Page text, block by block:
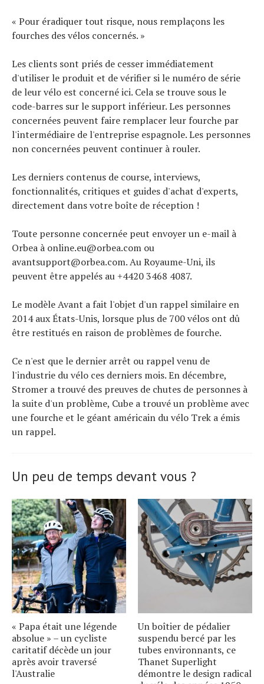
« Pour éradiquer tout risque, nous remplaçons les
fourches des vélos concernés. »
Les clients sont priés de cesser immédiatement
d'utiliser le produit et de vérifier si le numéro de série
de leur vélo est concerné ici. Cela se trouve sous le
code-barres sur le support inférieur. Les personnes
concernées peuvent faire remplacer leur fourche par
l'intermédiaire de l'entreprise espagnole. Les personnes
non concernées peuvent continuer à rouler.
Les derniers contenus de course, interviews,
fonctionnalités, critiques et guides d'achat d'experts,
directement dans votre boîte de réception !
Toute personne concernée peut envoyer un e-mail à
Orbea à online.eu@orbea.com ou
avantsupport@orbea.com. Au Royaume-Uni, ils
peuvent être appelés au +4420 3468 4087.
Le modèle Avant a fait l'objet d'un rappel similaire en
2014 aux États-Unis, lorsque plus de 700 vélos ont dû
être restitués en raison de problèmes de fourche.
Ce n'est que le dernier arrêt ou rappel venu de
l'industrie du vélo ces derniers mois. En décembre,
Stromer a trouvé des preuves de chutes de personnes à
la suite d'un problème, Cube a trouvé un problème avec
une fourche et le géant américain du vélo Trek a émis
un rappel.
Un peu de temps devant vous ?
« Papa était une légende
absolue » – un cycliste
caritatif décède un jour
après avoir traversé
l'Australie
Un boîtier de pédalier
suspendu bercé par les
tubes environnants, ce
Thanet Superlight
démontre le design radical